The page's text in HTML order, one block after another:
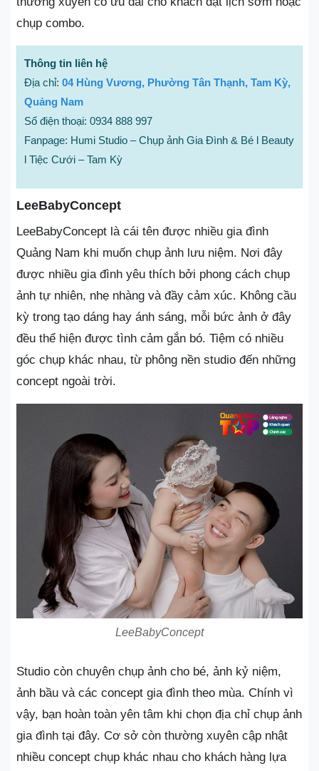
chụp combo.
Thông tin liên hệ
Địa chỉ: 04 Hùng Vương, Phường Tân Thạnh, Tam Kỳ,
Quảng Nam
Số điện thoại: 0934 888 997
Fanpage: Humi Studio – Chụp ảnh Gia Đình & Bé l Beauty
l Tiệc Cưới – Tam Kỳ
LeeBabyConcept
LeeBabyConcept là cái tên được nhiều gia đình
Quảng Nam khi muốn chụp ảnh lưu niệm. Nơi đây
được nhiều gia đình yêu thích bởi phong cách chụp
ảnh tự nhiên, nhẹ nhàng và đầy cảm xúc. Không cầu
kỳ trong tạo dáng hay ánh sáng, mỗi bức ảnh ở đây
đều thể hiện được tình cảm gắn bó. Tiệm có nhiều
góc chụp khác nhau, từ phông nền studio đến những
concept ngoài trời.
LeeBabyConcept
Studio còn chuyên chụp ảnh cho bé, ảnh kỷ niệm,
ảnh bầu và các concept gia đình theo mùa. Chính vì
vậy, bạn hoàn toàn yên tâm khi chọn địa chỉ chụp ảnh
gia đình tại đây. Cơ sở còn thường xuyên cập nhật
nhiều concept chụp khác nhau cho khách hàng lựa